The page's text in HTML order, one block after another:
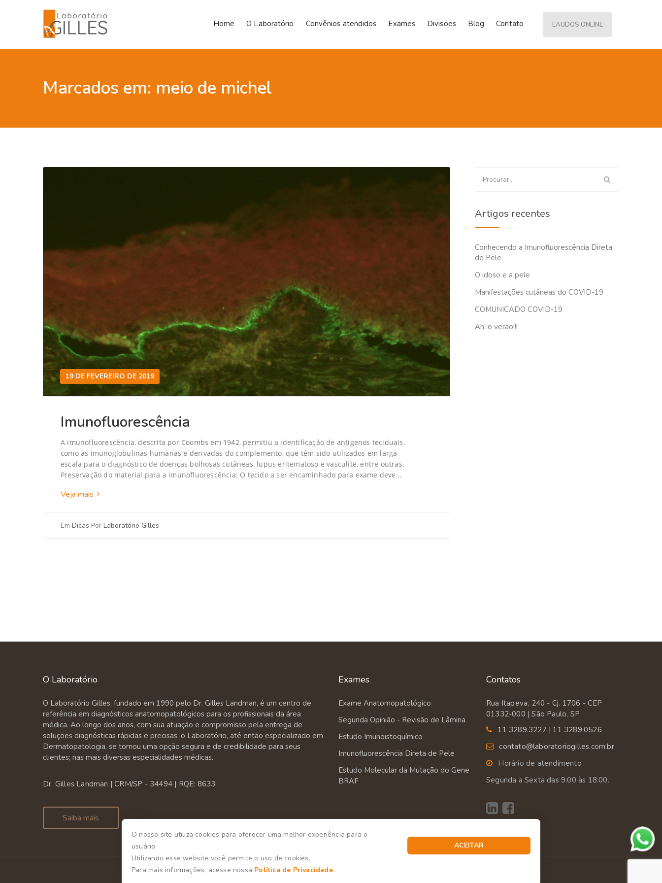
Home O Laboratório Convênios atendidos Exames Divisões Blog Contato LAUDOS ONLINE
Marcados em: meio de michel
19 DE FEVEREIRO DE 2019
Imunofluorescência
A imunofluorescência, descrita por Coombs em 1942, permitiu a identificação de antígenos teciduais,
como as imunoglobulinas humanas e derivadas do complemento, que têm sido utilizados em larga
escala para o diagnóstico de doenças bolhosas cutâneas, lupus eritematoso e vasculite, entre outras.
Preservação do material para a imunofluorescência: O tecido a ser encaminhado para exame deve…
Veja mais
Em Dicas Por Laboratório Gilles
por:
Artigos recentes
Conhecendo a Imunofluorescência Direta
de Pele
O idoso e a pele
Manifestações cutâneas do COVID-19
COMUNICADO COVID-19
Ah, o verão!!!
O Laboratório
O Laboratório Gilles, fundado em 1990 pelo Dr. Gilles Landman, é um centro de
referência em diagnósticos anatomopatológicos para os profissionais da área
médica. Ao longo dos anos, com sua atuação e compromisso pela entrega de
soluções diagnósticas rápidas e precisas, o Laboratório, até então especializado em
Dermatopatologia, se tornou uma opção segura e de credibilidade para seus
clientes; nas mais diversas especialidades médicas.
Dr. Gilles Landman | CRM/SP - 34494 | RQE: 8633
Saiba mais
Exames
Exame Anatomopatológico
Segunda Opinião - Revisão de Lâmina
Estudo Imunoistoquímico
Imunofluorescência Direta de Pele
Estudo Molecular da Mutação do Gene
BRAF
Contatos
Rua Itapeva, 240 - Cj. 1706 - CEP
01332-000 | São Paulo, SP
11 3289.3227 | 11 3289.0526
contato@laboratoriogilles.com.br
Horário de atendimento
Segunda a Sexta das 9:00 às 18:00.
O nosso site utiliza cookies para oferecer uma melhor experiência para o
usuário.
Utilizando esse website você permite o uso de cookies.
Para mais informações, acesse nossa Política de Privacidade
ACEITAR